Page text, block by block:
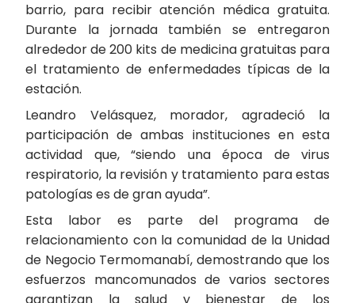
barrio, para recibir atención médica gratuita.
Durante la jornada también se entregaron
alrededor de 200 kits de medicina gratuitas para
el tratamiento de enfermedades típicas de la
estación.
Leandro Velásquez, morador, agradeció la
participación de ambas instituciones en esta
actividad que, “siendo una época de virus
respiratorio, la revisión y tratamiento para estas
patologías es de gran ayuda”.
Esta labor es parte del programa de
relacionamiento con la comunidad de la Unidad
de Negocio Termomanabí, demostrando que los
esfuerzos mancomunados de varios sectores